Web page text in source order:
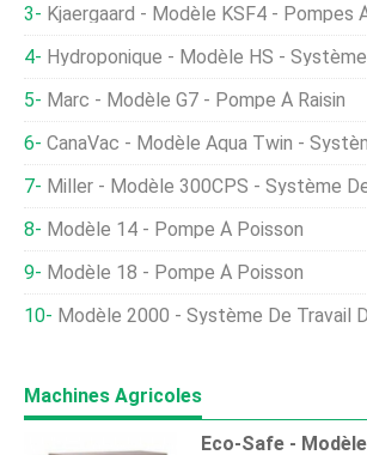
Kjaergaard - Modèle KSF4 - Pompes
Hydroponique - Modèle HS -
Marc - Modèle G7 - Pompe À Raisin
CanaVac - Modèle Aqua Twin - Systèmes De Pompe À
Miller - Modèle 300CPS - Système
Modèle 14 - Pompe À Poisson
Modèle 18 - Pompe À Poisson
Modèle 2000 - Système De Travail
Machines Agricoles